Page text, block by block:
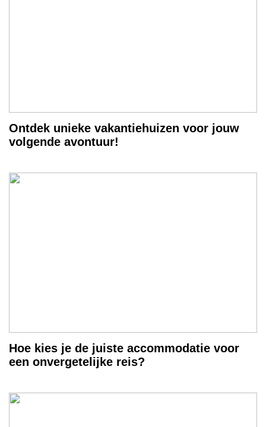
Ontdek unieke vakantiehuizen voor jouw
volgende avontuur!
Hoe kies je de juiste accommodatie voor
een onvergetelijke reis?